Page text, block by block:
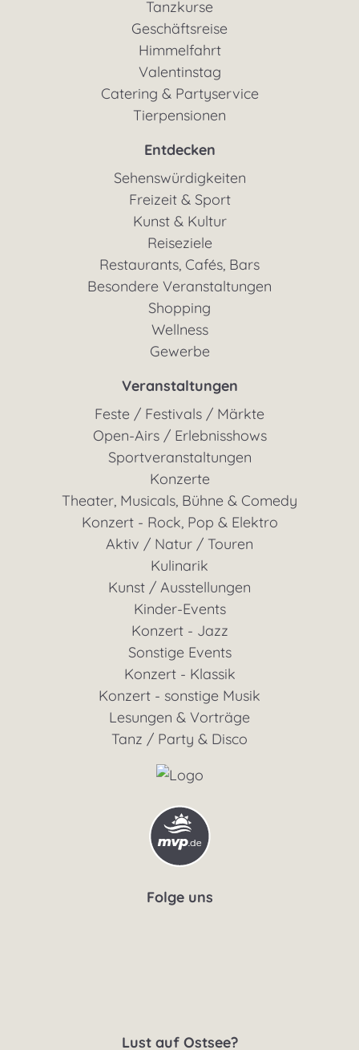
Tanzkurse
Geschäftsreise
Himmelfahrt
Valentinstag
Catering & Partyservice
Tierpensionen
Entdecken
Sehenswürdigkeiten
Freizeit & Sport
Kunst & Kultur
Reiseziele
Restaurants, Cafés, Bars
Besondere Veranstaltungen
Shopping
Wellness
Gewerbe
Veranstaltungen
Feste / Festivals / Märkte
Open-Airs / Erlebnisshows
Sportveranstaltungen
Konzerte
Theater, Musicals, Bühne & Comedy
Konzert - Rock, Pop & Elektro
Aktiv / Natur / Touren
Kulinarik
Kunst / Ausstellungen
Kinder-Events
Konzert - Jazz
Sonstige Events
Konzert - Klassik
Konzert - sonstige Musik
Lesungen & Vorträge
Tanz / Party & Disco
Folge uns
Lust auf Ostsee?